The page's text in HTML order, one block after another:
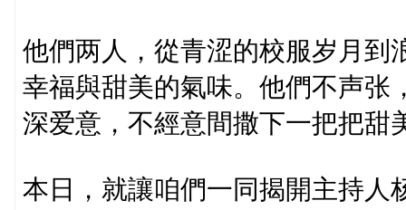
他們两人，從青涩的校服岁月到
幸福與甜美的氣味。他們不声张
深爱意，不經意間撒下一把把甜
本日，就讓咱們一同揭開主持人